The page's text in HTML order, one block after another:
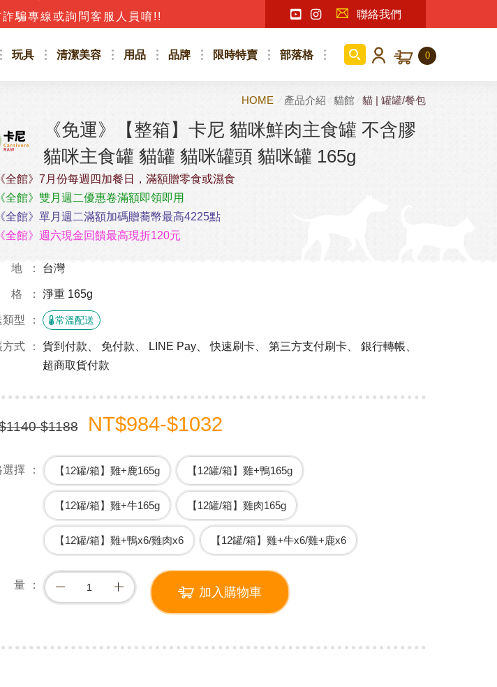
騙專線或詢問客服人員唷!! 聯絡我們
玩具 清潔美容 用品 品牌 限時特賣 部落格 0
HOME 產品介紹 貓館 貓 | 罐罐/餐包
《免運》【整箱】卡尼 貓咪鮮肉主食罐 不含膠
貓咪主食罐 貓罐 貓咪罐頭 貓咪罐 165g
《全館》7月份每週四加餐日，滿額贈零食或濕食
《全館》雙月週二優惠卷滿額即領即用
《全館》單月週二滿額加碼贈蕎幣最高4225點
《全館》週六現金回饋最高現折120元
地 台灣
格 淨重 165g
類型 常溫配送
方式
貨到付款、 免付款、 LINE Pay、 快速刷卡、 第三方支付刷卡、 銀行轉帳、
超商取貨付款
$1188 NT$984-$1032
選擇 【12罐/箱】雞+鹿165g 【12罐/箱】雞+鴨165g
【12罐/箱】雞+牛165g 【12罐/箱】雞肉165g
【12罐/箱】雞+鴨x6/雞肉x6 【12罐/箱】雞+牛x6/雞+鹿x6
量
加入購物車